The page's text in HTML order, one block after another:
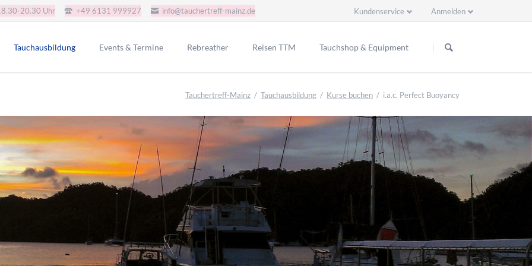
20.30 Uhr +49 6131 999927 info@tauchertreff-mainz.de Anmelden
Kundenservice
überspringen
Tauchausbildung
i.a.c. Tauchkurse
CMAS Tauchkurse
CMAS Bronze
CMAS Silber
Events & Termine Rebreather
Redbare Rebreather
Poseidon SE7EN+ SSO2 Ready EU
Rep-Tek Proteus CCR
Reisen TTM Tauchshop & Equipment
Tauchertreff-Mainz Tauchausbildung Kurse buchen i.a.c. Perfect Buoyancy